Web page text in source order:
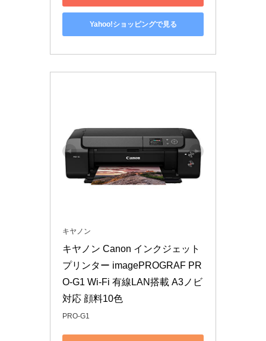
Yahoo!ショッピングで見る
キヤノン
キヤノン Canon インクジェット
プリンター imagePROGRAF PR
O-G1 Wi-Fi 有線LAN搭載 A3ノビ
対応 顔料10色
PRO-G1